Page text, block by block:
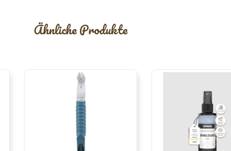
Ähnliche Produkte